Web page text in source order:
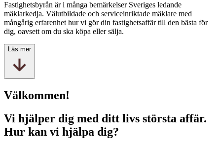
Fastighetsbyrån är i många bemärkelser Sveriges ledande
mäklarkedja. Välutbildade och serviceinriktade mäklare med
mångårig erfarenhet hur vi gör din fastighetsaffär till den bästa för
dig, oavsett om du ska köpa eller sälja.
Läs mer
Välkommen!
Vi hjälper dig med ditt livs största affär.
Hur kan vi hjälpa dig?